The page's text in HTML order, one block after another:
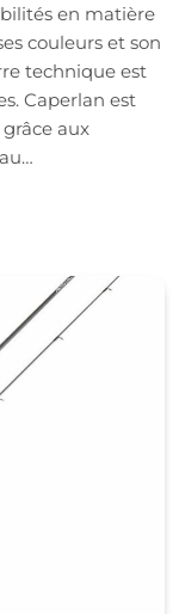
en matière
couleurs et son
technique est
Caperlan est
aux